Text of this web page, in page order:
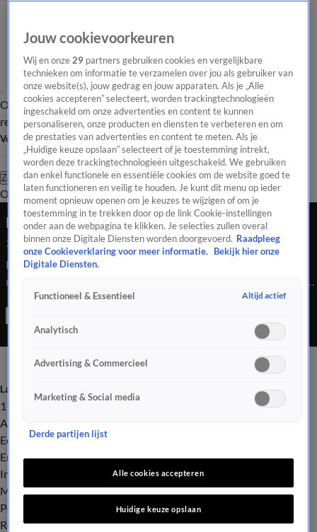
Overzicht Laatste nieuws Regionieuws Het beste van Hart
Tip de
redactie
Volg Hart van Nederland
Zoeken
OverzichtRegioUitzendingenWeerTip de redactiePanelVideo's
Boeren in actie om Fosfaatwet
24 juli 2020, 15:39
Boze boeren bereiden zich voor op een grote actiedag. De
melkveehouders zijn woedend over de nieuwe Fosfaatwet van
de overheid. Zij zeggen dat 800 gezinsbedrijven geen kant
Laatste nieuws
112
Advies & Tips
Economie
Entertainment
Infrastructuur
Milieu en Gezondheid
Politiek
Royalty
Jouw cookievoorkeuren
Wij en onze29 partners gebruiken cookies en vergelijkbare
technieken om informatie te verzamelen over jou als gebruiker van
onze website(s), jouw gedrag en jouw apparaten. Als je „Alle
cookies accepteren” selecteert, worden trackingtechnologieën
ingeschakeld om onze advertenties en content te kunnen
personaliseren, onze producten en diensten te verbeteren en om
de prestaties van advertenties en content te meten. Als je
„Huidige keuze opslaan” selecteert of je toestemming intrekt,
worden deze trackingtechnologieën uitgeschakeld. We gebruiken
dan enkel functionele en essentiële cookies om de website goed te
laten functioneren en veilig te houden. Je kunt dit menu op ieder
moment opnieuw openen om je keuzes te wijzigen of om je
toestemming in te trekken door op de link Cookie-instellingen
onder aan de webpagina te klikken. Je selecties zullen overal
binnen onze Digitale Diensten worden doorgevoerd. Raadpleeg
onze Cookieverklaring voor meer informatie.
Bekijk hier onze
Digitale Diensten.
Functioneel & Essentieel Altijd actief
Analytisch
Advertising & Commercieel
Marketing & Social media
Derde partijen lijst
Alle cookies accepteren
Huidige keuze opslaan